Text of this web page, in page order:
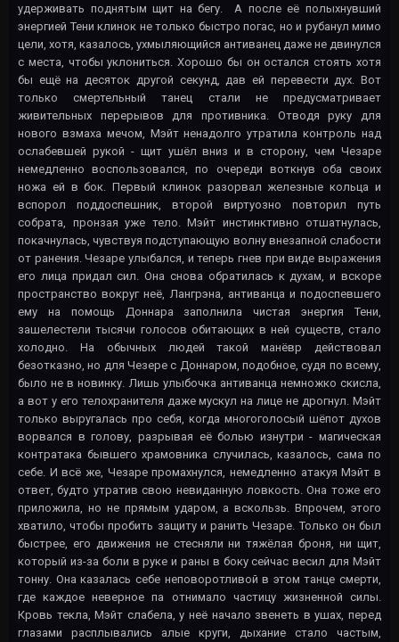
удерживать поднятым щит на бегу. А после её полыхнувший
энергией Тени клинок не только быстро погас, но и рубанул мимо
цели, хотя, казалось, ухмыляющийся антиванец даже не двинулся
с места, чтобы уклониться. Хорошо бы он остался стоять хотя
бы ещё на десяток другой секунд, дав ей перевести дух. Вот
только смертельный танец стали не предусматривает
живительных перерывов для противника. Отводя руку для
нового взмаха мечом, Мэйт ненадолго утратила контроль над
ослабевшей рукой - щит ушёл вниз и в сторону, чем Чезаре
немедленно воспользовался, по очереди воткнув оба своих
ножа ей в бок. Первый клинок разорвал железные кольца и
вспорол поддоспешник, второй виртуозно повторил путь
собрата, пронзая уже тело. Мэйт инстинктивно отшатнулась,
покачнулась, чувствуя подступающую волну внезапной слабости
от ранения. Чезаре улыбался, и теперь гнев при виде выражения
его лица придал сил. Она снова обратилась к духам, и вскоре
пространство вокруг неё, Лангрэна, антиванца и подоспевшего
ему на помощь Доннара заполнила чистая энергия Тени,
зашелестели тысячи голосов обитающих в ней существ, стало
холодно. На обычных людей такой манёвр действовал
безотказно, но для Чезере с Доннаром, подобное, судя по всему,
было не в новинку. Лишь улыбочка антиванца немножко скисла,
а вот у его телохранителя даже мускул на лице не дрогнул. Мэйт
только выругалась про себя, когда многоголосый шёпот духов
ворвался в голову, разрывая её болью изнутри - магическая
контратака бывшего храмовника случилась, казалось, сама по
себе. И всё же, Чезаре промахнулся, немедленно атакуя Мэйт в
ответ, будто утратив свою невиданную ловкость. Она тоже его
приложила, но не прямым ударом, а вскользь. Впрочем, этого
хватило, чтобы пробить защиту и ранить Чезаре. Только он был
быстрее, его движения не стесняли ни тяжёлая броня, ни щит,
который из-за боли в руке и раны в боку сейчас весил для Мэйт
тонну. Она казалась себе неповоротливой в этом танце смерти,
где каждое неверное па отнимало частицу жизненной силы.
Кровь текла, Мэйт слабела, у неё начало звенеть в ушах, перед
глазами расплывались алые круги, дыхание стало частым,